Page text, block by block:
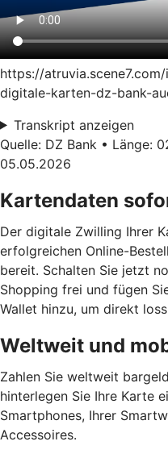
https://
digitale-karten-dz-bank-
Transkript anzeigen
Quelle: DZ Bank • Länge:
05.05.2026
Kartendaten
Der digitale Zwilling Ihrer
erfolgreichen Online-
bereit. Schalten Sie jetzt
Shopping frei und fügen
Wallet hinzu, um direkt
Weltweit und
Zahlen Sie weltweit
hinterlegen Sie Ihre Karte
Smartphones, Ihrer
Accessoires.